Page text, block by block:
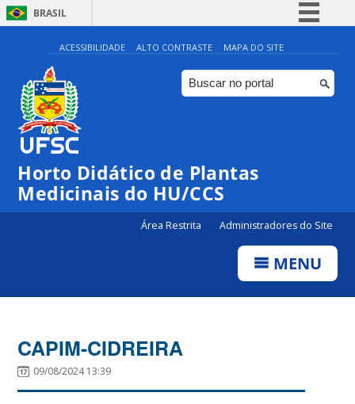
BRASIL
Simplifique!
Comunica BR
Participe
Canais
ACESSIBILIDADE ALTO CONTRASTE MAPA DO SITE
Horto Didático de Plantas
Medicinais do HU/CCS
Área Restrita Administradores do Site
MENU
CAPIM-CIDREIRA
09/08/2024 13:39